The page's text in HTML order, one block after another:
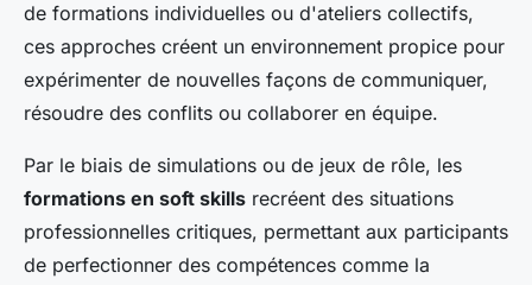
de formations individuelles ou d'ateliers collectifs,
ces approches créent un environnement propice pour
expérimenter de nouvelles façons de communiquer,
résoudre des conflits ou collaborer en équipe.
Par le biais de simulations ou de jeux de rôle, les
formations en soft skills recréent des situations
professionnelles critiques, permettant aux participants
de perfectionner des compétences comme la